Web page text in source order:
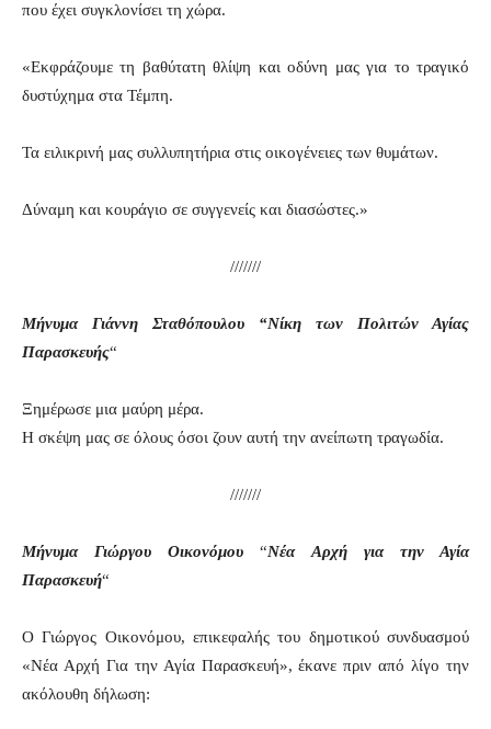
που έχει συγκλονίσει τη χώρα.
«Εκφράζουμε τη βαθύτατη θλίψη και οδύνη μας για το τραγικό
δυστύχημα στα Τέμπη.
Τα ειλικρινή μας συλλυπητήρια στις οικογένειες των θυμάτων.
Δύναμη και κουράγιο σε συγγενείς και διασώστες.»
///////
Μήνυμα Γιάννη Σταθόπουλου “Νίκη των Πολιτών Αγίας
Παρασκευής“
Ξημέρωσε μια μαύρη μέρα.
Η σκέψη μας σε όλους όσοι ζουν αυτή την ανείπωτη τραγωδία.
///////
Μήνυμα Γιώργου Οικονόμου “Νέα Αρχή για την Αγία
Παρασκευή“
Ο Γιώργος Οικονόμου, επικεφαλής του δημοτικού συνδυασμού
«Νέα Αρχή Για την Αγία Παρασκευή», έκανε πριν από λίγο την
ακόλουθη δήλωση: